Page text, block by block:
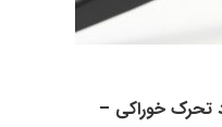
تحرک خوراکی –